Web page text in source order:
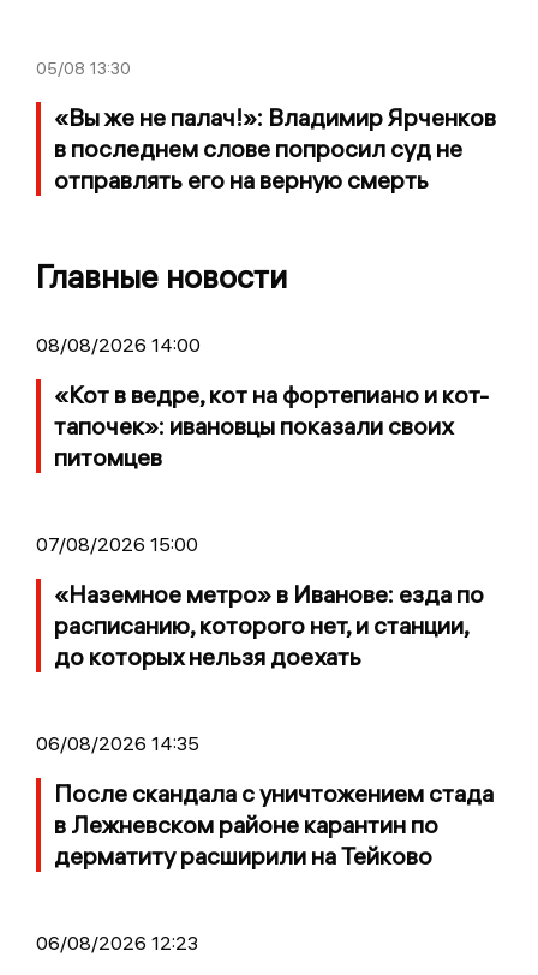
05/08 13:30
«Вы же не палач!»: Владимир Ярченков
в последнем слове попросил суд не
отправлять его на верную смерть
Главные новости
08/08/2026 14:00
«Кот в ведре, кот на фортепиано и кот-
тапочек»: ивановцы показали своих
питомцев
07/08/2026 15:00
«Наземное метро» в Иванове: езда по
расписанию, которого нет, и станции,
до которых нельзя доехать
06/08/2026 14:35
После скандала с уничтожением стада
в Лежневском районе карантин по
дерматиту расширили на Тейково
06/08/2026 12:23